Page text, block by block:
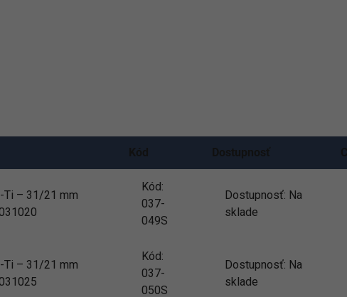
Kód Dostupnosť
Ti – 31/21 mm
Kód:
037-
049S
Dostupnosť: Na
sklade
Ti – 31/21 mm
Kód:
037-
050S
Dostupnosť: Na
sklade